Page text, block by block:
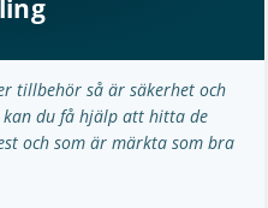
tillbehör så är säkerhet och
du få hjälp att hitta de
och som är märkta som bra